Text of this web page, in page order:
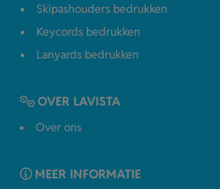
Skipashouders bedrukken
Keycords bedrukken
Lanyards bedrukken
OVER LAVISTA
Over ons
MEER INFORMATIE